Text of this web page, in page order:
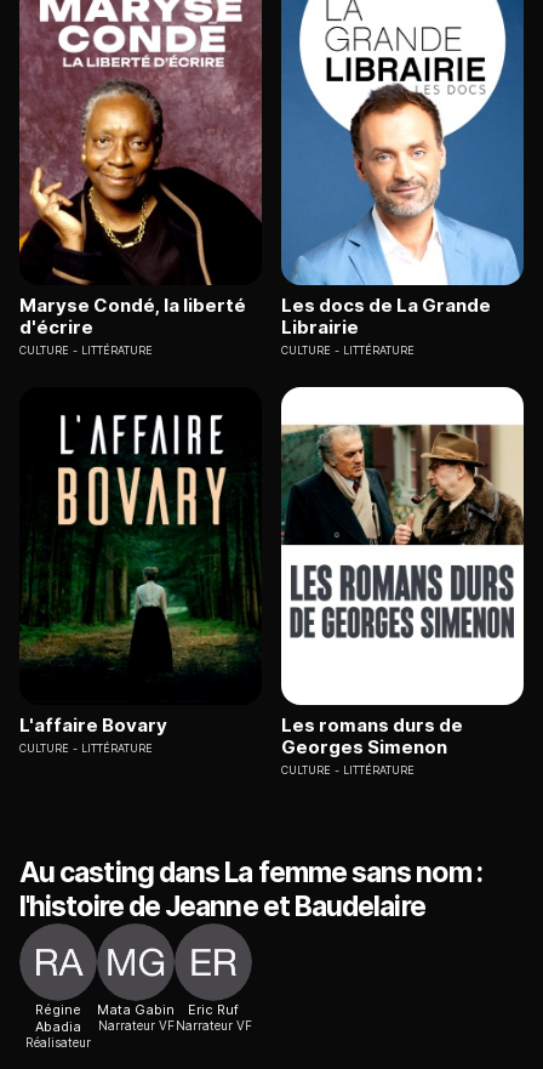
Maryse Condé, la liberté
d'écrire
CULTURE LITTÉRATURE
Les docs de La Grande
Librairie
CULTURE LITTÉRATURE
L'affaire Bovary
CULTURE LITTÉRATURE
Les romans durs de
Georges Simenon
CULTURE LITTÉRATURE
Au casting dans La femme sans nom :
l'histoire de Jeanne et Baudelaire
Régine
Abadia
Réalisateur
Mata Gabin
Narrateur VF
Eric Ruf
Narrateur VF